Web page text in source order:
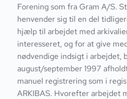
Forening som fra Gram A/S.
henvender sig til en del
hjælp til arbejdet med
interesseret, og for at give
nødvendige indsigt i arbejdet,
august/september 1997
manuel registrering som i
ARKIBAS. Hvorefter arbejdet